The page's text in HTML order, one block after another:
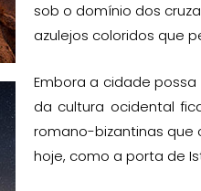
sob o domínio dos
azulejos coloridos que
Embora a cidade
da cultura ocidental
romano-bizantinas que
hoje, como a porta de